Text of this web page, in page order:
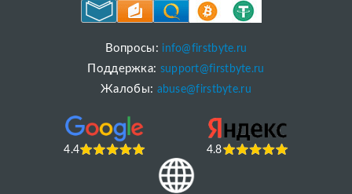
Вопросы: info@firstbyte.ru
Поддержка: support@firstbyte.ru
Жалобы: abuse@firstbyte.ru
4.4 4.8